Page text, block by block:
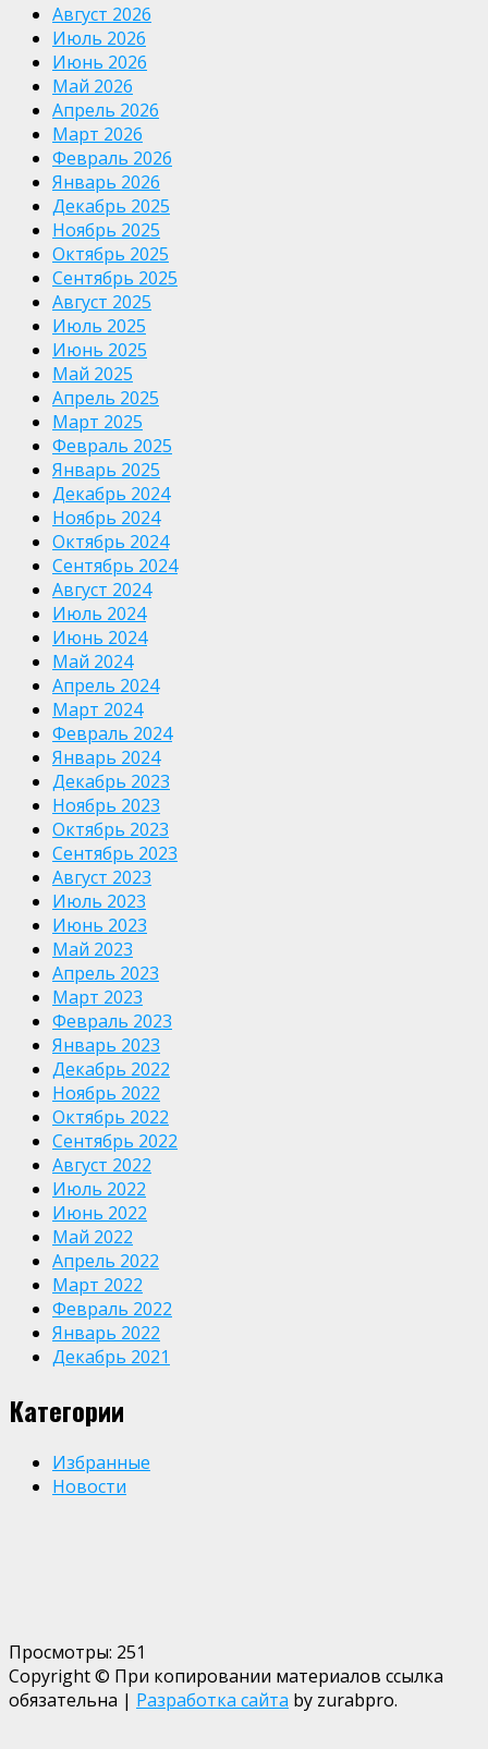
Август 2026
Июль 2026
Июнь 2026
Май 2026
Апрель 2026
Март 2026
Февраль 2026
Январь 2026
Декабрь 2025
Ноябрь 2025
Октябрь 2025
Сентябрь 2025
Август 2025
Июль 2025
Июнь 2025
Май 2025
Апрель 2025
Март 2025
Февраль 2025
Январь 2025
Декабрь 2024
Ноябрь 2024
Октябрь 2024
Сентябрь 2024
Август 2024
Июль 2024
Июнь 2024
Май 2024
Апрель 2024
Март 2024
Февраль 2024
Январь 2024
Декабрь 2023
Ноябрь 2023
Октябрь 2023
Сентябрь 2023
Август 2023
Июль 2023
Июнь 2023
Май 2023
Апрель 2023
Март 2023
Февраль 2023
Январь 2023
Декабрь 2022
Ноябрь 2022
Октябрь 2022
Сентябрь 2022
Август 2022
Июль 2022
Июнь 2022
Май 2022
Апрель 2022
Март 2022
Февраль 2022
Январь 2022
Декабрь 2021
Категории
Избранные
Новости
Просмотры: 251
Copyright © При копировании материалов ссылка
обязательна | Разработка сайта by zurabpro.